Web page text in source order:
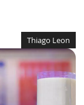
Thiago Leon